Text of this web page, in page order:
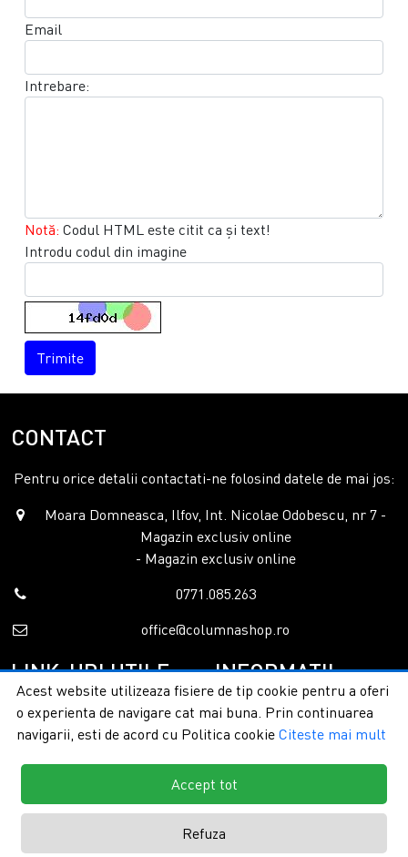
Email
Intrebare:
Notă: Codul HTML este citit ca şi text!
Introdu codul din imagine
Trimite
CONTACT
Pentru orice detalii contactati-ne folosind datele de mai jos:
Moara Domneasca, Ilfov, Int. Nicolae Odobescu, nr 7 -
Magazin exclusiv online
- Magazin exclusiv online
0771.085.263
office@columnashop.ro
LINK-URI UTILE
Acasa
Despre noi
Formular retur
INFORMATII
Garantie si service
Detalii livrare
Termeni si conditii
Copyright © 2026 - ColumnaShop |
Acest website utilizeaza fisiere de tip cookie pentru a oferi
o experienta de navigare cat mai buna. Prin continuarea
navigarii, esti de acord cu Politica cookie Citeste mai mult
Accept tot
Refuza